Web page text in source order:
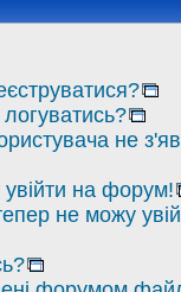
не
на форум!
не можу